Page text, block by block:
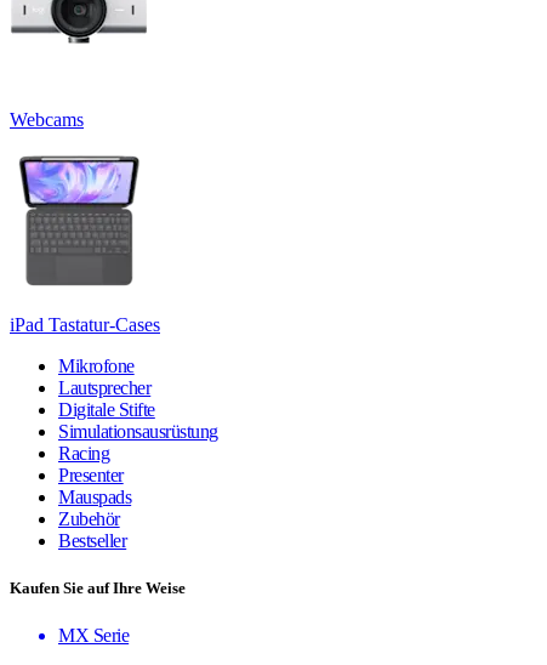
Webcams
iPad Tastatur-Cases
Mikrofone
Lautsprecher
Digitale Stifte
Simulationsausrüstung
Racing
Presenter
Mauspads
Zubehör
Bestseller
Kaufen Sie auf Ihre Weise
MX Serie